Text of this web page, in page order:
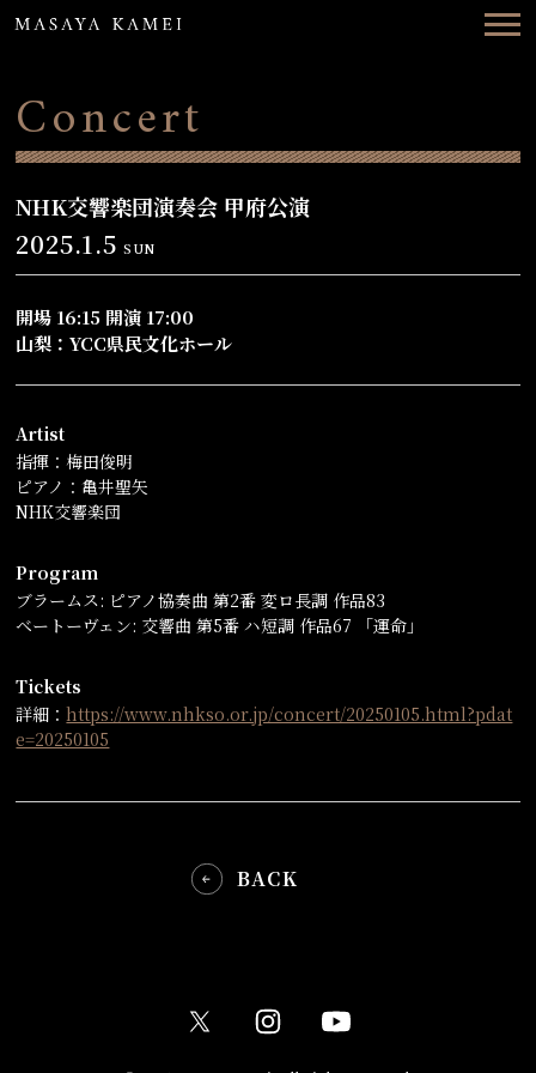
Concerts
Videos
Concert
NHK交響楽団演奏会 甲府公演
2025.1.5 SUN
開場 16:15 開演 17:00
山梨：YCC県民文化ホール
Artist
指揮：梅田俊明
ピアノ：亀井聖矢
NHK交響楽団
Program
ブラームス: ピアノ協奏曲 第2番 変ロ長調 作品83
ベートーヴェン: 交響曲 第5番 ハ短調 作品67 「運命」
Tickets
詳細：https://www.nhkso.or.jp/concert/20250105.html?pdat
e=20250105
BACK